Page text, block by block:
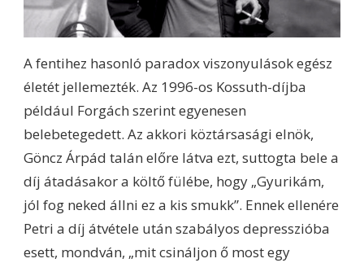
A fentihez hasonló paradox viszonyulások egész
életét jellemezték. Az 1996-os Kossuth-díjba
például Forgách szerint egyenesen
belebetegedett. Az akkori köztársasági elnök,
Göncz Árpád talán előre látva ezt, suttogta bele a
díj átadásakor a költő fülébe, hogy „Gyurikám,
jól fog neked állni ez a kis smukk”. Ennek ellenére
Petri a díj átvétele után szabályos depresszióba
esett, mondván, „mit csináljon ő most egy